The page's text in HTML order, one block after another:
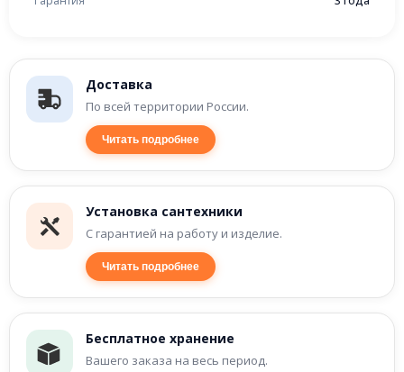
Доставка
По всей территории России.
Читать подробнее
Установка сантехники
С гарантией на работу и изделие.
Читать подробнее
Бесплатное хранение
Вашего заказа на весь период.